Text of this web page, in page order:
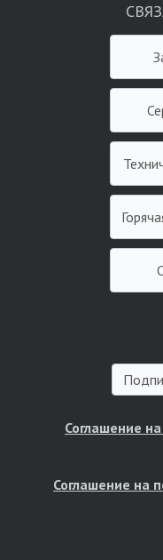
Соглашение
Соглашение на